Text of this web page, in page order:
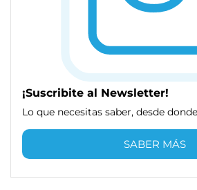
¡Suscribite al Newsletter!
Lo que necesitas saber, desde
SABER MÁS